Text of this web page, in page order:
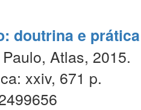
doutrina e prática
Atlas, 2015.
xxiv, 671 p.